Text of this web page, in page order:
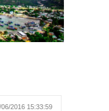
06/2016 15:33:59